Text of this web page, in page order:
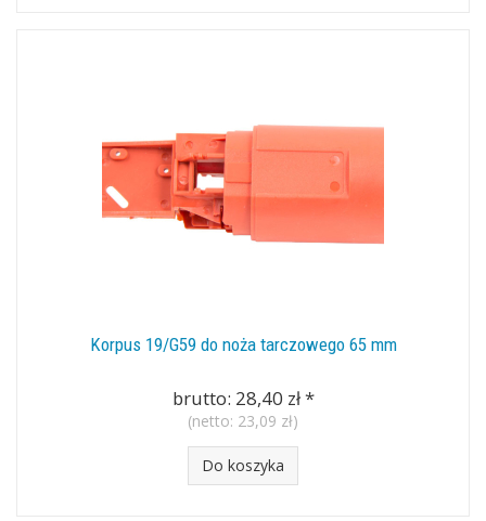
Korpus 19/G59 do noża tarczowego 65 mm
brutto: 28,40 zł*
(netto: 23,09 zł)
Do koszyka